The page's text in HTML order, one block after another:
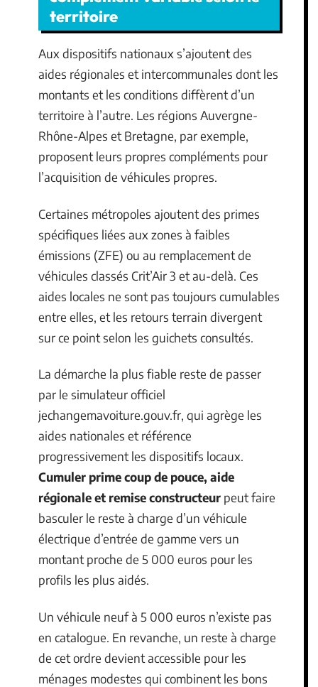
territoire
Aux dispositifs nationaux s’ajoutent des
aides régionales et intercommunales dont les
montants et les conditions diffèrent d’un
territoire à l’autre. Les régions Auvergne-
Rhône-Alpes et Bretagne, par exemple,
proposent leurs propres compléments pour
l’acquisition de véhicules propres.
Certaines métropoles ajoutent des primes
spécifiques liées aux zones à faibles
émissions (ZFE) ou au remplacement de
véhicules classés Crit’Air 3 et au-delà. Ces
aides locales ne sont pas toujours cumulables
entre elles, et les retours terrain divergent
sur ce point selon les guichets consultés.
La démarche la plus fiable reste de passer
par le simulateur officiel
jechangemavoiture.gouv.fr, qui agrège les
aides nationales et référence
progressivement les dispositifs locaux.
Cumuler prime coup de pouce, aide
régionale et remise constructeur peut faire
basculer le reste à charge d’un véhicule
électrique d’entrée de gamme vers un
montant proche de 5 000 euros pour les
profils les plus aidés.
Un véhicule neuf à 5 000 euros n’existe pas
en catalogue. En revanche, un reste à charge
de cet ordre devient accessible pour les
ménages modestes qui combinent les bons